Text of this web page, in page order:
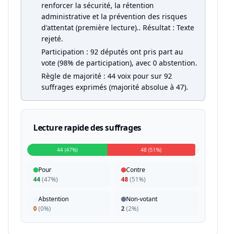
renforcer la sécurité, la rétention
administrative et la prévention des risques
d'attentat (première lecture).. Résultat : Texte
rejeté.
Participation : 92 députés ont pris part au
vote (98% de participation), avec 0 abstention.
Règle de majorité : 44 voix pour sur 92
suffrages exprimés (majorité absolue à 47).
Lecture rapide des suffrages
44 (47%) 48 (51%)
Pour
44(47%)
Contre
48(51%)
Abstention
0(0%)
Non-votant
2(2%)